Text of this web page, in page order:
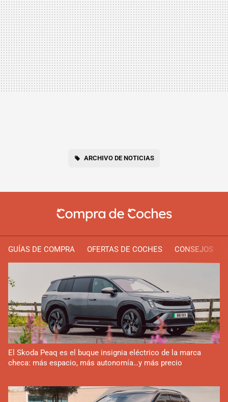
ARCHIVO DE NOTICIAS
GUÍAS DE COMPRA OFERTAS DE COCHES CONSEJOS
El Skoda Peaq es el buque insignia eléctrico de la marca
checa: más espacio, más autonomía…y más precio